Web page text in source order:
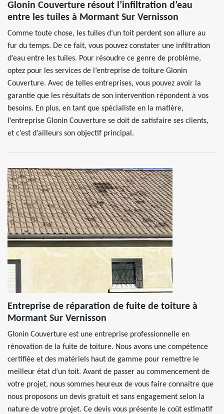
Glonin Couverture résout l’infiltration d’eau
entre les tuiles à Mormant Sur Vernisson
Comme toute chose, les tuiles d’un toit perdent son allure au
fur du temps. De ce fait, vous pouvez constater une infiltration
d’eau entre les tuiles. Pour résoudre ce genre de problème,
optez pour les services de l’entreprise de toiture Glonin
Couverture. Avec de telles entreprises, vous pouvez avoir la
garantie que les résultats de son intervention répondent à vos
besoins. En plus, en tant que spécialiste en la matière,
l’entreprise Glonin Couverture se doit de satisfaire ses clients,
et c’est d’ailleurs son objectif principal.
Entreprise de réparation de fuite de toiture à
Mormant Sur Vernisson
Glonin Couverture est une entreprise professionnelle en
rénovation de la fuite de toiture. Nous avons une compétence
certifiée et des matériels haut de gamme pour remettre le
meilleur état d’un toit. Avant de passer au commencement de
votre projet, nous sommes heureux de vous faire connaitre que
nous proposons un devis gratuit et sans engagement selon la
nature de votre projet. Ce devis vous présente le coût estimatif